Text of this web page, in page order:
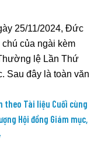
25/11/2024, Đức
của ngài kèm
lệ Lần Thứ
Sau đây là toàn văn
theo Tài liệu Cuối cùng
Hội đồng Giám mục,